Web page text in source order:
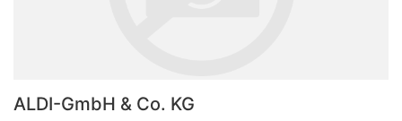
ALDI-GmbH & Co. KG